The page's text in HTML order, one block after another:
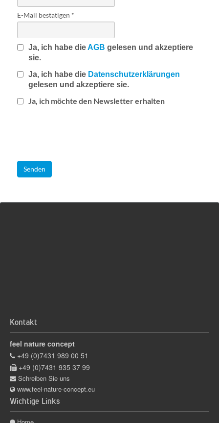
E-Mail bestätigen
Ja, ich habe dieAGB gelesen und akzeptiere
sie.
Ja, ich habe die Datenschutz­erklärungen
gelesen und akzeptiere sie.
Ja, ich möchte den Newsletter erhalten
Kontakt
feel nature concept
+49 (0)7431 989 00 51
+49 (0)7431 935 37 99
Schreiben Sie uns
www.feel-nature-concept.eu
Wichtige Links